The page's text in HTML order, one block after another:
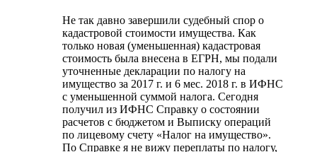
Не так давно завершили судебный спор о
кадастровой стоимости имущества. Как
только новая (уменьшенная) кадастровая
стоимость была внесена в ЕГРН, мы подали
уточненные декларации по налогу на
имущество за 2017 г. и 6 мес. 2018 г. в ИФНС
с уменьшенной суммой налога. Сегодня
получил из ИФНС Справку о состоянии
расчетов с бюджетом и Выписку операций
по лицевому счету «Налог на имущество».
По Справке я не вижу переплаты по налогу,